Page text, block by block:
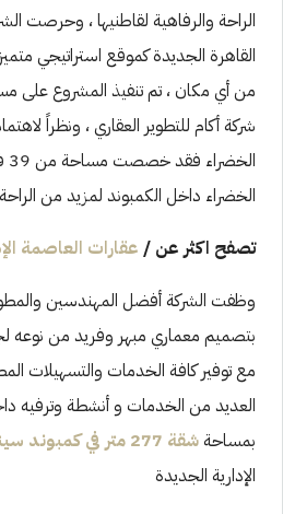
الراحة والرفاهية لقاطنيها ، وحرصت
القاهرة الجديدة كموقع استراتيجي
شركة أكام للتطوير العقاري ، ونظراً
الخضراء داخل الكمبوند لمزيد من
تصفح اكثر عن / عقارات العاصمة
وظفت الشركة أفضل المهندسين
بتصميم معماري مبهر وفريد من نوعه
مع توفير كافة الخدمات والتسهيلات
العديد من الخدمات و أنشطة وترفيه
بمساحة شقة 277 متر في كمبوند سيناريو
الإدارية الجديدة